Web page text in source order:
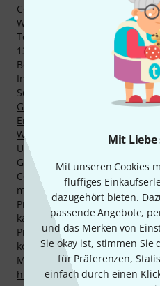
Mit
Mit unseren Cookies
fluffiges
dazugehört bieten.
passende Angebote,
und das Merken von
Sie okay ist, stimmen Sie
für Präferenzen,
einfach durch einen
Conrad Götz zu informieren,
Webseite insgesamt 2375
Testberichte zu Produkten
1389 Bilder, 130 verschiedene
Beispielsounds und 844
Insgesamt 61 Produkte von
Seller von Thomann, u. a. in
Geigen
A-Einzelsaiten für
Endknöpfe für Violinen
Wirbel für Violine
undWirbel
Unser meistverkauftes
Götz Heritage Cantonate 136
Conrad Götz ZW 96 Peg Soap
,
mehr als 5.000 verkauft haben.
Produkte von Conrad Götz
kaufen! Alleine in den letzten
Produkten von Conrad Götz
korrigiert.
Mehr Informationen zum
http://www.gotzmusic.de